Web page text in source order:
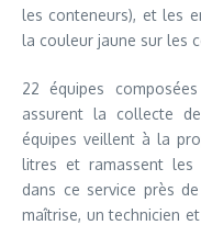
les conteneurs), et les
la couleur jaune sur les
22 équipes
assurent la collecte
équipes veillent à la
litres et ramassent les
dans ce service près
maîtrise, un technicien